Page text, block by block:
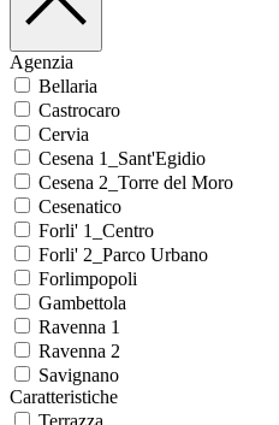
Agenzia
Bellaria
Castrocaro
Cervia
Cesena 1_Sant'Egidio
Cesena 2_Torre del Moro
Cesenatico
Forli' 1_Centro
Forli' 2_Parco Urbano
Forlimpopoli
Gambettola
Ravenna 1
Ravenna 2
Savignano
Caratteristiche